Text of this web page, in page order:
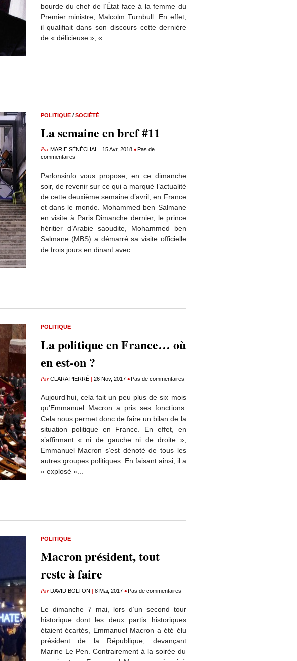
bourde du chef de l’État face à la femme du
Premier ministre, Malcolm Turnbull. En effet,
il qualifiait dans son discours cette dernière
de « délicieuse », «...
POLITIQUE/ SOCIÉTÉ
La semaine en bref #11
ParMARIE SÉNÉCHAL | 15 Avr, 2018 •Pas de
commentaires
Parlonsinfo vous propose, en ce dimanche
soir, de revenir sur ce qui a marqué l’actualité
de cette deuxième semaine d’avril, en France
et dans le monde. Mohammed ben Salmane
en visite à Paris Dimanche dernier, le prince
héritier d’Arabie saoudite, Mohammed ben
Salmane (MBS) a démarré sa visite officielle
de trois jours en dinant avec...
POLITIQUE
La politique en France… où
en est-on ?
ParCLARA PIERRÉ| 26 Nov, 2017 •Pas de commentaires
Aujourd’hui, cela fait un peu plus de six mois
qu’Emmanuel Macron a pris ses fonctions.
Cela nous permet donc de faire un bilan de la
situation politique en France. En effet, en
s’affirmant « ni de gauche ni de droite »,
Emmanuel Macron s’est dénoté de tous les
autres groupes politiques. En faisant ainsi, il a
« explosé »...
POLITIQUE
Macron président, tout
reste à faire
ParDAVID BOLTON | 8 Mai, 2017 •Pas de commentaires
Le dimanche 7 mai, lors d’un second tour
historique dont les deux partis historiques
étaient écartés, Emmanuel Macron a été élu
président de la République, devançant
Marine Le Pen. Contrairement à la soirée du